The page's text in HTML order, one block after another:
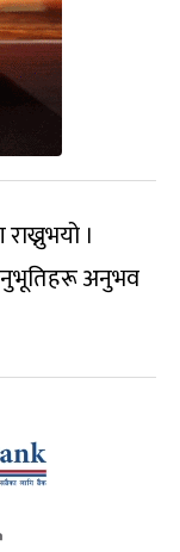
।
अनुभव